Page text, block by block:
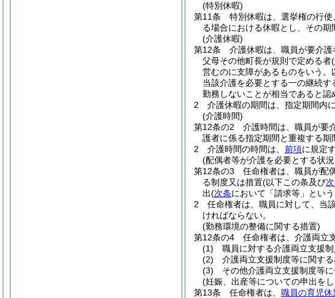
(特別休暇)
第11条
特別休暇は、選挙権の行
る場合における休暇とし、その期
(介護休暇)
第12条
介護休暇は、職員が要介護
父母その他町長が規則で定める者(
営むのに支障があるものをいう。
当該介護を必要とする一の継続
勤務しないことが相当であると認
2
介護休暇の期間は、指定期間内
(介護時間)
第12条の2
介護時間は、職員が要
護者に係る指定期間と重複する期
2
介護時間の時間は、 前項に規定
(配偶者等が介護を必要とする状
第12条の3
任命権者は、職員が配
る制度又は措置(以下この条及び
出(次条において「請求等」とい
2
任命権者は、職員に対して、当
ければならない。
(勤務環境の整備に関する措置)
第12条の4
任命権者は、介護両立
(1)
職員に対する介護両立支援
(2)
介護両立支援制度等に関す
(3)
その他介護両立支援制度等
(妊娠、出産等についての申出を
第13条
任命権者は、 職員の育児休